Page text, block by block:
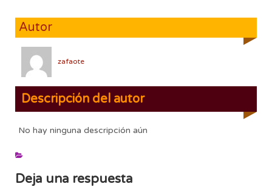
Autor
zafaote
Descripción del autor
No hay ninguna descripción aún
Deja una respuesta